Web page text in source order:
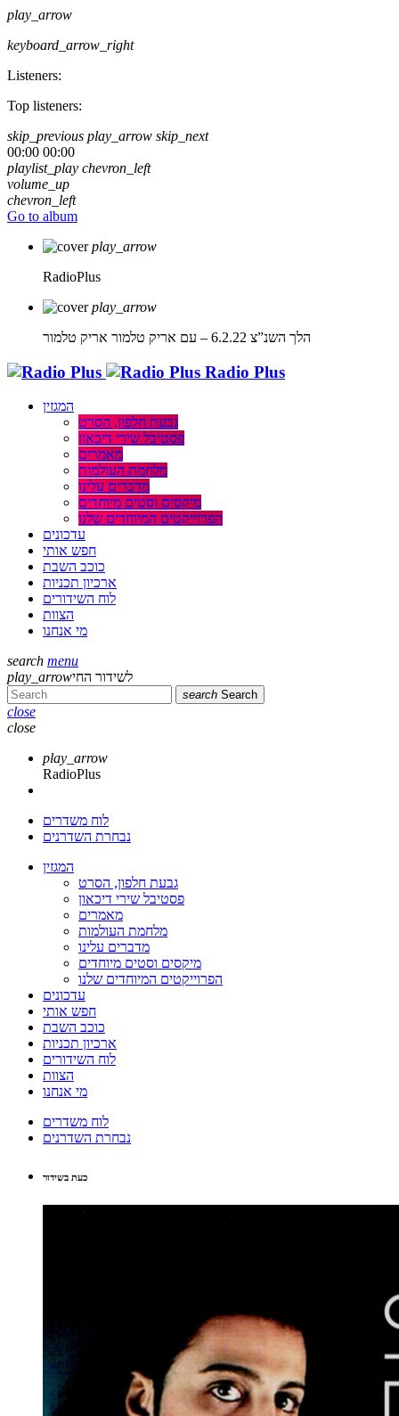
play_arrow
keyboard_arrow_right
Listeners:
Top listeners:
skip_previous play_arrow skip_next
00:00 00:00
playlist_play chevron_left
volume_up
chevron_left
Go to album
play_arrow
RadioPlus
play_arrow
הלך השנ”צ 6.2.22 – עם אריק טלמור
אריק טלמור
Radio Plus
המגזין
גבעת חלפון, הסרט
פסטיבל שירי דיכאון
מאמרים
מלחמת העולמות
מדברים עלינו
מיקסים וסטים מיוחדים
הפרוייקטים המיוחדים שלנו
עדכונים
חפש אותי
כוכב השבת
ארכיון תכניות
לוח השידורים
הצוות
מי אנחנו
search menu
play_arrowלשידור החי
search Search
close
close
play_arrow
RadioPlus
לוח משדרים
נבחרת השדרנים
המגזין
גבעת חלפון, הסרט
פסטיבל שירי דיכאון
מאמרים
מלחמת העולמות
מדברים עלינו
מיקסים וסטים מיוחדים
הפרוייקטים המיוחדים שלנו
עדכונים
חפש אותי
כוכב השבת
ארכיון תכניות
לוח השידורים
הצוות
מי אנחנו
לוח משדרים
נבחרת השדרנים
כעת בשידור